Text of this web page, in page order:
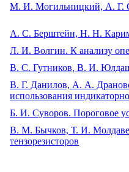
М. И. Могильницкий, А. Г.
A. С. Берштейн, Н. Н.
Л. И. Волгин. К анализу
B. С. Гутников, В. И.
В. Г. Данилов, А. А.
использования
Б. И. Суворов. Пороговое
В. М. Бычков, Т. И.
тензорезисторов